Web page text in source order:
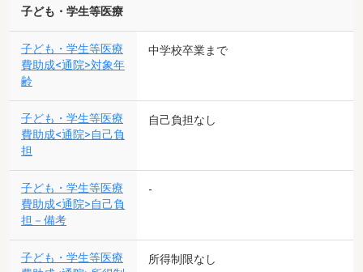
子ども・学生等医療
子ども・学生等医療
費助成<通院>対象年
齢
中学校卒業まで
子ども・学生等医療
費助成<通院>自己負
担
自己負担なし
子ども・学生等医療
費助成<通院>自己負
担－備考
-
子ども・学生等医療
所得制限なし